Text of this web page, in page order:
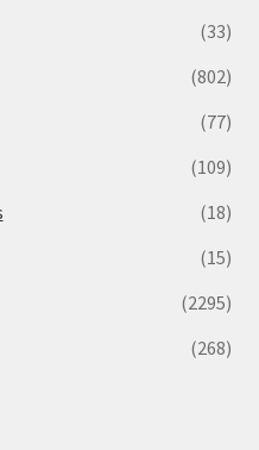
(33)
(802)
(77)
(109)
(18)
(15)
(2295)
(268)